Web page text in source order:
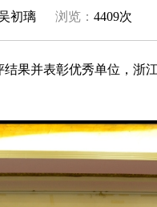
初璃 浏览： 4409次
果并表彰优秀单位，浙